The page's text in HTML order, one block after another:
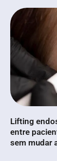
Lifting
entre
sem mudar